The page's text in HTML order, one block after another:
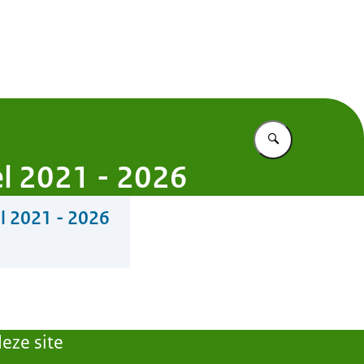
Vul in wat u
2021 - 2026
2021 - 2026
site